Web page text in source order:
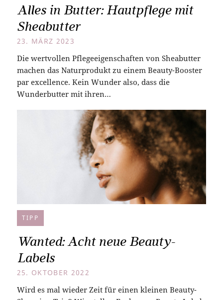
Alles in Butter: Hautpflege mit
Sheabutter
23. MÄRZ 2023
Die wertvollen Pflegeeigenschaften von Sheabutter
machen das Naturprodukt zu einem Beauty-Booster
par excellence. Kein Wunder also, dass die
Wunderbutter mit ihren…
TIPP
Wanted: Acht neue Beauty-
Labels
25. OKTOBER 2022
Wird es mal wieder Zeit für einen kleinen Beauty-